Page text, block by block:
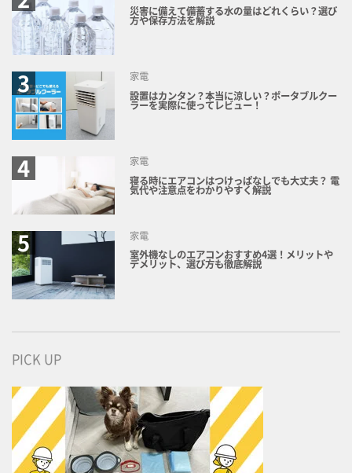
災害に備えて備蓄する水の量はどれくらい？選び
方や保存方法を解説
家電
設置はカンタン？本当に涼しい？ポータブルクー
ラーを実際に使ってレビュー！
家電
寝る時にエアコンはつけっぱなしでも大丈夫？ 電
気代や注意点をわかりやすく解説
家電
室外機なしのエアコンおすすめ4選！メリットや
デメリット、選び方も徹底解説
PICK UP